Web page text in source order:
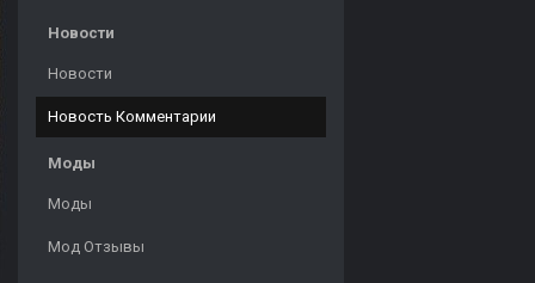
Новости
Новости
Новость Комментарии
Моды
Моды
Мод Отзывы